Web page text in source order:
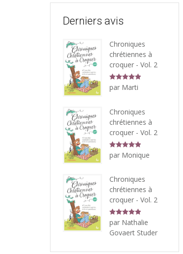
Derniers avis
Chroniques
chrétiennes à
croquer - Vol. 2
5 sur
5
par Marti
Chroniques
chrétiennes à
croquer - Vol. 2
5 sur
5
par Monique
Chroniques
chrétiennes à
croquer - Vol. 2
5 sur
5
par Nathalie
Govaert Studer